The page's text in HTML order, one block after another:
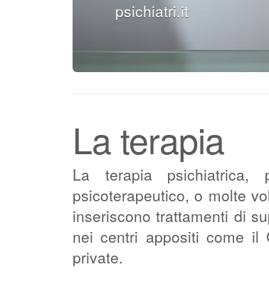
psichiatri.it
La terapia
La terapia psichiatrica,
psicoterapeutico, o molte
inseriscono trattamenti di
nei centri appositi come il
private.